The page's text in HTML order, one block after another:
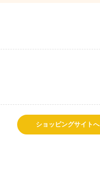
ショッピングサイトへ